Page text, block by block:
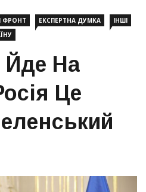
ФРОНТ ЕКСПЕРТНА ДУМКА
ІНШІ
Йде На
Це